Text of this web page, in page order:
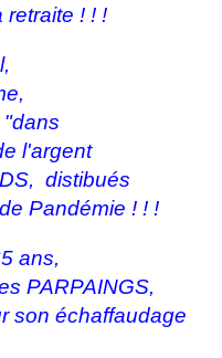
! ! !
l'argent
distibués
Pandémie ! ! !
ans,
PARPAINGS,
son échaffaudage